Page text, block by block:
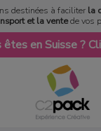
destinées à faciliter la
et la ventede vos
êtes en Suisse ?